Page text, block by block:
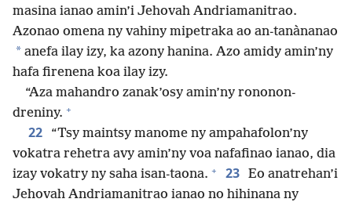
masina ianao amin’i Jehovah Andriamanitrao.
Azonao omena ny vahiny mipetraka ao an-tanànanao
* anefa ilay izy, ka azony hanina. Azo amidy amin’ny
hafa firenena koa ilay izy.
“Aza mahandro zanak’osy amin’ny rononon-
dreniny. +
22
“Tsy maintsy manome ny ampahafolon’ny
vokatra rehetra avy amin’ny voa nafafinao ianao, dia
izay vokatry ny saha isan-taona. + 23 Eo anatrehan’i
Jehovah Andriamanitrao ianao no hihinana ny